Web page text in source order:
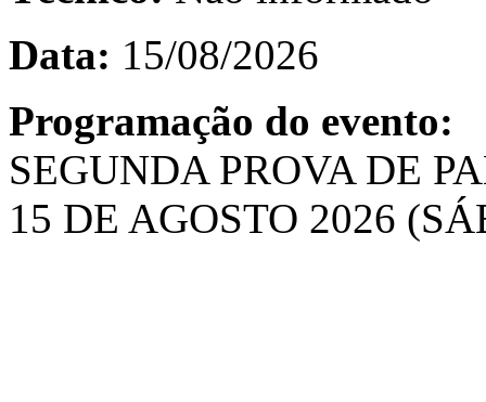
Data: 15/08/2026
Programação do evento:
SEGUNDA PROVA DE
15 DE AGOSTO 2026